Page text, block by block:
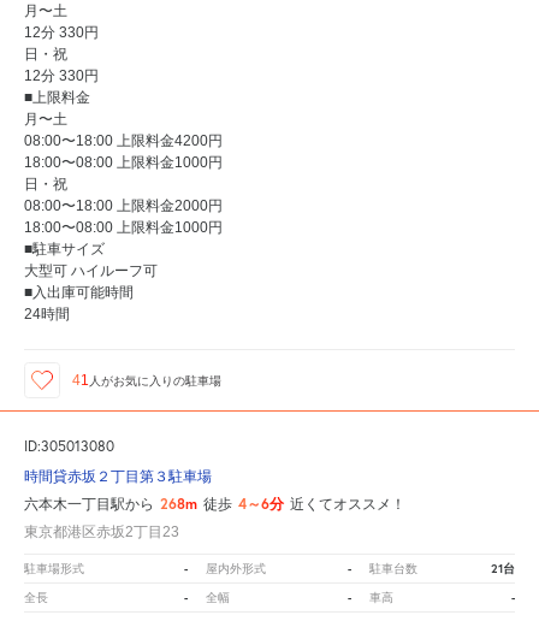
月〜土
12分 330円
日・祝
12分 330円
■上限料金
月〜土
08:00〜18:00 上限料金4200円
18:00〜08:00 上限料金1000円
日・祝
08:00〜18:00 上限料金2000円
18:00〜08:00 上限料金1000円
■駐車サイズ
大型可 ハイルーフ可
■入出庫可能時間
24時間
41 人がお気に入りの駐車場
ID:305013080
時間貸赤坂２丁目第３駐車場
六本木一丁目駅から 268m 徒歩 4～6分 近くてオススメ！
東京都港区赤坂2丁目23
駐車場形式 - 屋内外形式 - 駐車台数 21台
全長 - 全幅 - 車高 -